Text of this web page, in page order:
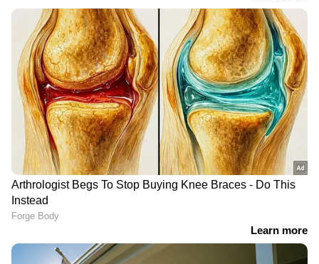
RECOMMENDED STORIES